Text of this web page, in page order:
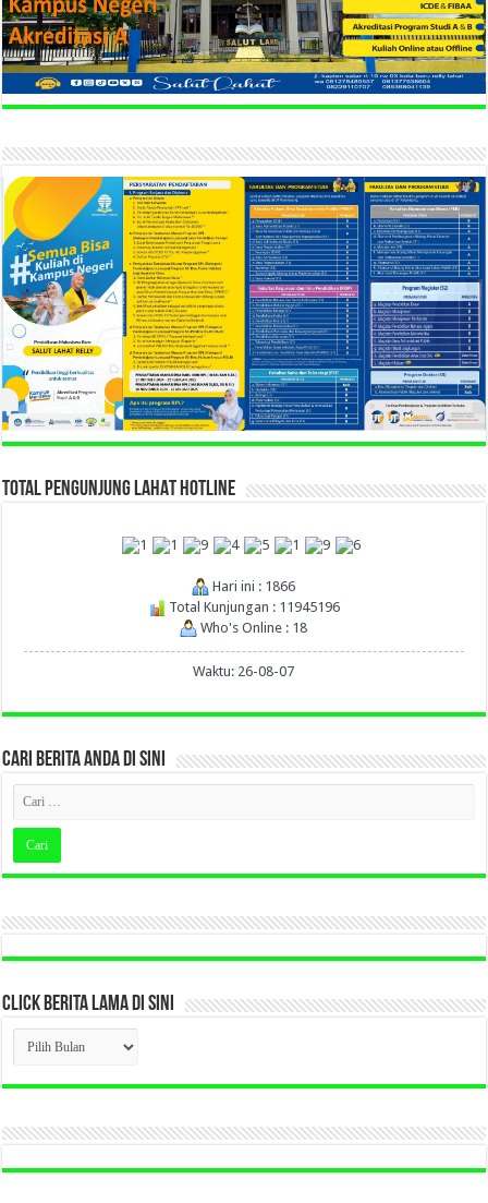
TOTAL PENGUNJUNG LAHAT HOTLINE
Hari ini : 1866
Total Kunjungan : 11945196
Who's Online : 18
Waktu: 26-08-07
CARI BERITA ANDA DI SINI
CLICK BERITA LAMA DI SINI
CLICK
BERITA
LAMA
DI